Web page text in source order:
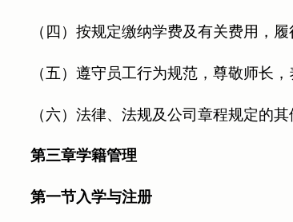
（四）按规定缴纳学费及有关费用，
（五）遵守员工行为规范，尊敬师长
（六）法律、法规及公司章程规定的其
第三章学籍管理
第一节入学与注册